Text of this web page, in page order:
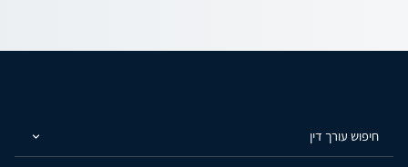
חיפוש עורך דין